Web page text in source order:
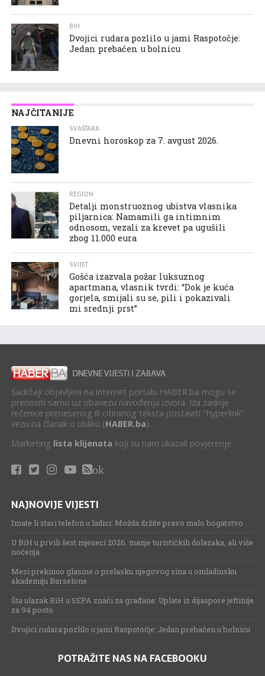
BIH
Dvojici rudara pozlilo u jami Raspotočje:
Jedan prebačen u bolnicu
NAJČITANIJE
SVAŠTARA
Dnevni horoskop za 7. avgust 2026.
REGION
Detalji monstruoznog ubistva vlasnika
piljarnica: Namamili ga intimnim
odnosom, vezali za krevet pa ugušili
zbog 11.000 eura
SVIJET
Gošća izazvala požar luksuznog
apartmana, vlasnik tvrdi: “Dok je kuća
gorjela, smijali su se, pili i pokazivali
mi srednji prst”
Sadržaji objavljeni na internet portalu HABER.ba mogu se
prenositi samo uz obavezu navođenja izvora. Iza zadnje
rečenice prenesenog ili citiranog teksta postaviti "hyperlink"
vezu na članak u obliku (HABER.ba).
Marketing lista klijenata koji su nam ukazali povjerenje.
ok
NAJNOVIJE VIJESTI
Imate li stari telefon u ladici: Možda držite pravo malo bogatstvo
U BiH u prvih šest mjeseci 2026. manje turističkih dolazaka, ali više
noćenja
Mesi prekinuo glasine o prelasku njegovog sina u omladinsku
akademiju Barselone
Šta ulazak BiH u SEPA znači za građane: Uplate iz dijaspore jeftinije
za 94 posto
Dvojici rudara pozlilo u jami Raspotočje: Jedan prebačen u bolnicu
POTRAŽITE NAS NA FACEBOOKU